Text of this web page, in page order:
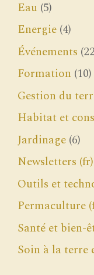
Eau (5)
Energie (4)
Événements
Formation (10)
Gestion du
Habitat et
Jardinage (6)
Newsletters (fr)
Outils et
Permaculture
Santé et bien-
Soin à la terre